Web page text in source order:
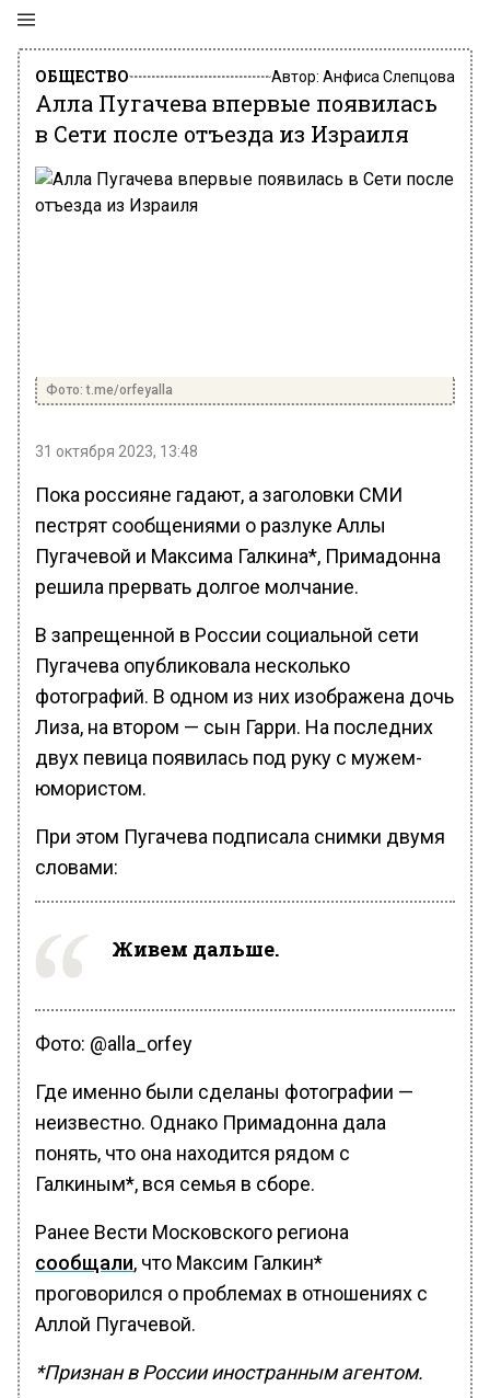
ОБЩЕСТВО Автор: Анфиса Слепцова
Алла Пугачева впервые появилась
в Сети после отъезда из Израиля
Фото: t.me/orfeyalla
31 октября 2023, 13:48
Пока россияне гадают, а заголовки СМИ
пестрят сообщениями о разлуке Аллы
Пугачевой и Максима Галкина*, Примадонна
решила прервать долгое молчание.
В запрещенной в России социальной сети
Пугачева опубликовала несколько
фотографий. В одном из них изображена дочь
Лиза, на втором — сын Гарри. На последних
двух певица появилась под руку с мужем-
юмористом.
При этом Пугачева подписала снимки двумя
словами:
Живем дальше.
Фото: @alla_orfey
Где именно были сделаны фотографии —
неизвестно. Однако Примадонна дала
понять, что она находится рядом с
Галкиным*, вся семья в сборе.
Ранее Вести Московского региона
сообщали, что Максим Галкин*
проговорился о проблемах в отношениях с
Аллой Пугачевой.
*Признан в России иностранным агентом.